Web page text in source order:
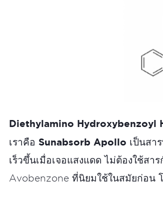
Diethylamino Hydroxybenzoyl
เราคือ Sunabsorb Apollo เป็นสา
เร็วขึ้นเมื่อเจอแสงแดด ไม่ต้องใช้ส
Avobenzone ที่นิยมใช้ในสมัยก่อน